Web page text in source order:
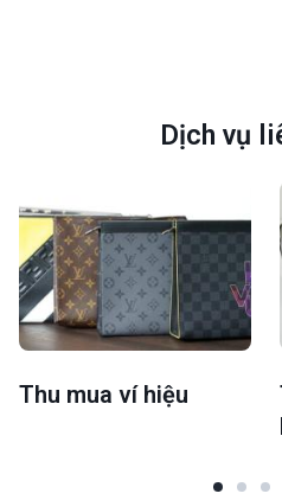
Dịch vụ
Thu mua ví hiệu